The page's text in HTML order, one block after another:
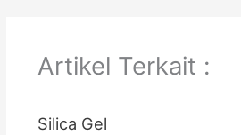
Artikel Terkait :
Silica Gel